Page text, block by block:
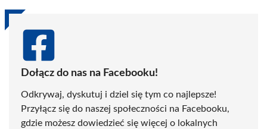
Dołącz do nas na Facebooku!
Odkrywaj, dyskutuj i dziel się tym co najlepsze!
Przyłącz się do naszej społeczności na Facebooku,
gdzie możesz dowiedzieć się więcej o lokalnych